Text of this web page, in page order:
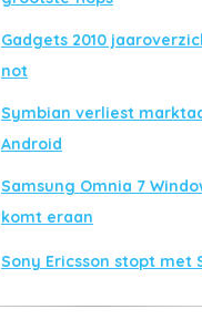
Gadgets 2010
not
Symbian verliest
Android
Samsung Omnia 7
komt eraan
Sony Ericsson stopt met